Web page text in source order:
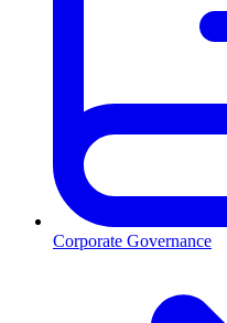
Corporate Governance